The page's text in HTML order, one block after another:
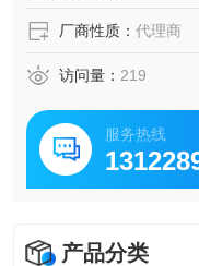
厂商性质： 代理商
访问量： 219
服务热线
产品分类